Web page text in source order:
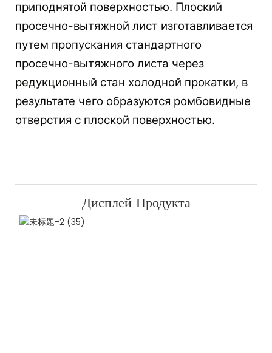
приподнятой поверхностью. Плоский
просечно-вытяжной лист изготавливается
путем пропускания стандартного
просечно-вытяжного листа через
редукционный стан холодной прокатки, в
результате чего образуются ромбовидные
отверстия с плоской поверхностью.
Дисплей Продукта